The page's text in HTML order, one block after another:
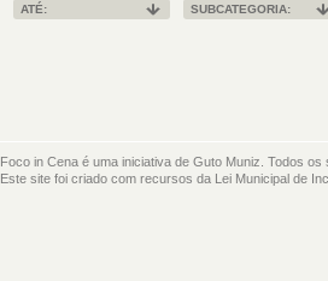
ATÉ: SUBCATEGORIA:
Foco in Cena é uma iniciativa de Guto Muniz. Todos
Este site foi criado com recursos da Lei Municipal de